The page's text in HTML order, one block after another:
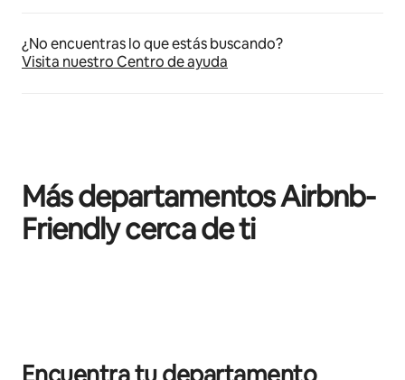
¿No encuentras lo que estás buscando?
Visita nuestro Centro de ayuda
Más departamentos Airbnb-
Friendly cerca de ti